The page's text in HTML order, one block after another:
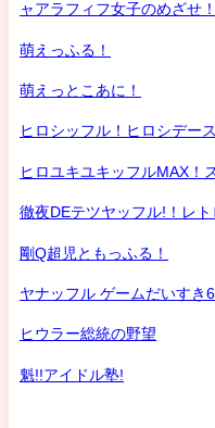
ャアラフィフ女子のめざせ
萌えっふる！
萌えっとこあに！
ヒロシッフル！ヒロシデー
ヒロユキユキッフルMAX！
徹夜DEテツヤッフル!！レト
剛Q超児ともっふる！
ヤナッフル ゲームだいすき
ヒウラー総統の野望
魁!!アイドル塾!